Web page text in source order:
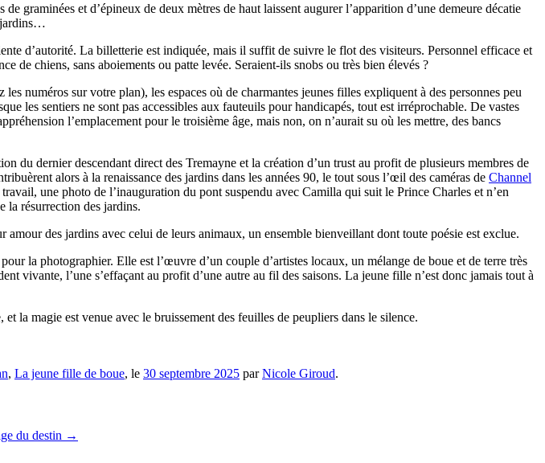
graminées et d’épineux de deux mètres de haut laissent augurer l’apparition d’une demeure décatie
jardins…
d’autorité. La billetterie est indiquée, mais il suffit de suivre le flot des visiteurs. Personnel efficace et
de chiens, sans aboiements ou patte levée. Seraient-ils snobs ou très bien élevés ?
numéros sur votre plan), les espaces où de charmantes jeunes filles expliquent à des personnes peu
les sentiers ne sont pas accessibles aux fauteuils pour handicapés, tout est irréprochable. De vastes
l’emplacement pour le troisième âge, mais non, on n’aurait su où les mettre, des bancs
du dernier descendant direct des Tremayne et la création d’un trust au profit de plusieurs membres de
alors à la renaissance des jardins dans les années 90, le tout sous l’œil des caméras de Channel
une photo de l’inauguration du pont suspendu avec Camilla qui suit le Prince Charles et n’en
la résurrection des jardins.
des jardins avec celui de leurs animaux, un ensemble bienveillant dont toute poésie est exclue.
la photographier. Elle est l’œuvre d’un couple d’artistes locaux, un mélange de boue et de terre très
vivante, l’une s’effaçant au profit d’une autre au fil des saisons. La jeune fille n’est donc jamais tout à
la magie est venue avec le bruissement des feuilles de peupliers dans le silence.
, La jeune fille de boue, le 30 septembre 2025 parNicole Giroud.
du destin →